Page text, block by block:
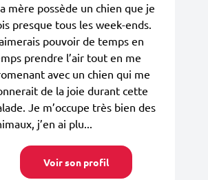
mère possède un chien que je
presque tous les week-ends.
pouvoir de temps en
prendre l’air tout en me
avec un chien qui me
de la joie durant cette
Je m’occupe très bien des
j’en ai plu...
Voir son profil